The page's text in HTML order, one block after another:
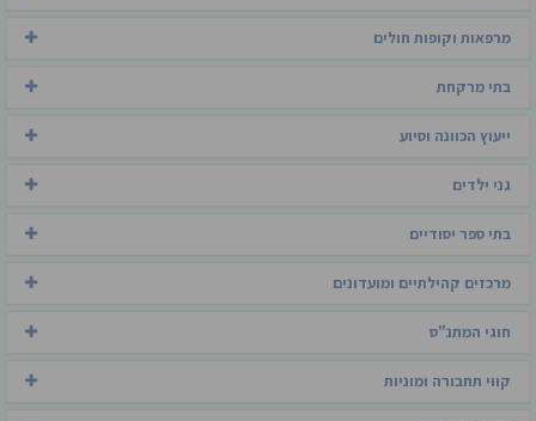
מרפאות וקופות חולים
בתי מרקחת
ייעוץ הכוונה וסיוע
גני ילדים
בתי ספר יסודיים
מרכזים קהילתיים ומועדונים
חוגי המתנ"ס
קווי תחבורה ומוניות